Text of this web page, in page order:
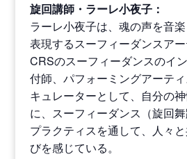
旋回講師・ラーレ小夜子：
ラーレ小夜子は、魂の声を音
表現するスーフィーダンスアー
CRSのスーフィーダンスのイ
付師、パフォーミングアーテ
キュレーターとして、自分の
に、スーフィーダンス（旋回
プラクティスを通して、人々
びを感じている。